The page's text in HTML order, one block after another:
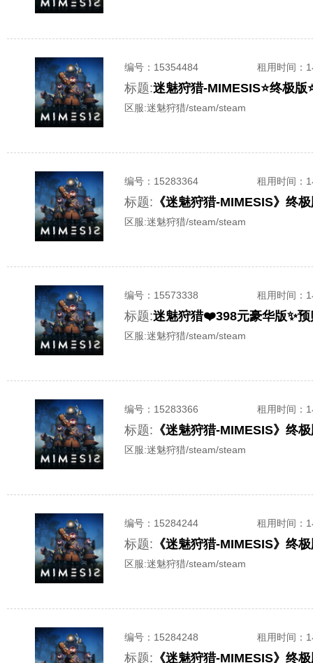
编号： 15354484 租用时间 ：
标题:迷魅狩猎-MIMESIS⭐终极版
区服:迷魅狩猎/steam/steam
编号： 15283364 租用时间 ：
标题: 《迷魅狩猎-MIMESIS》终
区服:迷魅狩猎/steam/steam
编号： 15573338 租用时间 ：
标题:迷魅狩猎❤️398元豪华版✨预
区服:迷魅狩猎/steam/steam
编号： 15283366 租用时间 ：
标题: 《迷魅狩猎-MIMESIS》终
区服:迷魅狩猎/steam/steam
编号： 15284244 租用时间 ：
标题: 《迷魅狩猎-MIMESIS》终
区服:迷魅狩猎/steam/steam
编号： 15284248 租用时间 ：
标题: 《迷魅狩猎-MIMESIS》终